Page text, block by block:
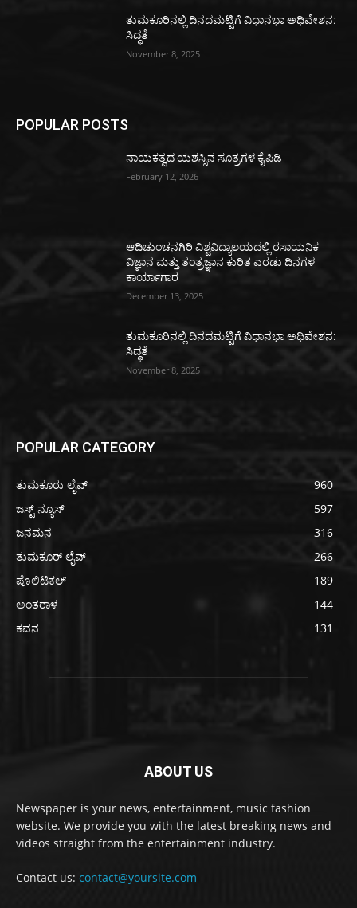
ತುಮಕೂರಿನಲ್ಲಿ ದಿನದಮಟ್ಟಿಗೆ ವಿಧಾನಭಾ ಅಧಿವೇಶನ:
ಸಿದ್ಧತೆ
November 8, 2025
POPULAR POSTS
ನಾಯಕತ್ವದ ಯಶಸ್ಸಿನ ಸೂತ್ರಗಳ ಕೈಪಿಡಿ
February 12, 2026
ಆದಿಚುಂಚನಗಿರಿ ವಿಶ್ವವಿದ್ಯಾಲಯದಲ್ಲಿ ರಸಾಯನಿಕ
ವಿಜ್ಞಾನ ಮತ್ತು ತಂತ್ರಜ್ಞಾನ ಕುರಿತ ಎರಡು ದಿನಗಳ
ಕಾರ್ಯಾಗಾರ
December 13, 2025
ತುಮಕೂರಿನಲ್ಲಿ ದಿನದಮಟ್ಟಿಗೆ ವಿಧಾನಭಾ ಅಧಿವೇಶನ:
ಸಿದ್ಧತೆ
November 8, 2025
POPULAR CATEGORY
ತುಮಕೂರು ಲೈವ್
960
ಜಸ್ಟ್ ನ್ಯೂಸ್
597
ಜನಮನ
316
ತುಮಕೂರ್ ಲೈವ್
266
ಪೊಲಿಟಿಕಲ್
189
ಅಂತರಾಳ
144
ಕವನ
131
ABOUT US
Newspaper is your news, entertainment, music fashion
website. We provide you with the latest breaking news and
videos straight from the entertainment industry.
Contact us: contact@yoursite.com